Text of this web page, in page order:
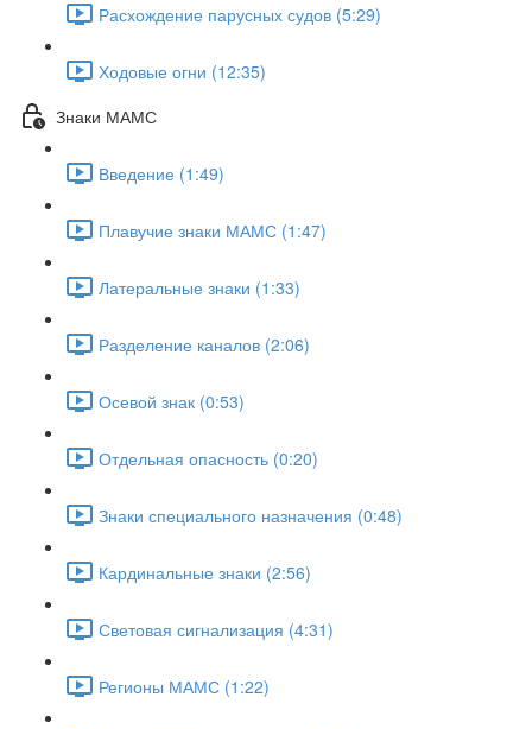
Расхождение парусных судов (5:29)
Ходовые огни (12:35)
Знаки МАМС
Введение (1:49)
Плавучие знаки МАМС (1:47)
Латеральные знаки (1:33)
Разделение каналов (2:06)
Осевой знак (0:53)
Отдельная опасность (0:20)
Знаки специального назначения (0:48)
Кардинальные знаки (2:56)
Световая сигнализация (4:31)
Регионы МАМС (1:22)